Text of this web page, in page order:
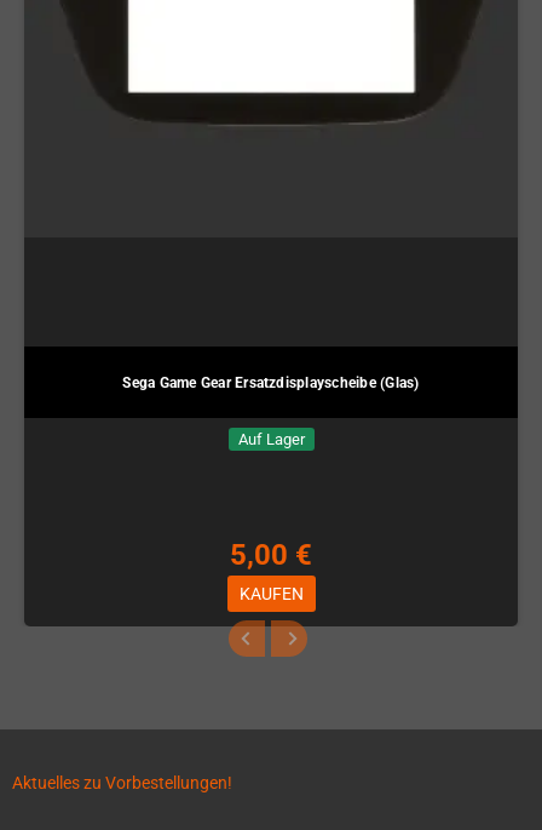
Sega Game Gear Ersatzdisplayscheibe (Glas)
Auf Lager
5,00 €
KAUFEN
Aktuelles zu Vorbestellungen!